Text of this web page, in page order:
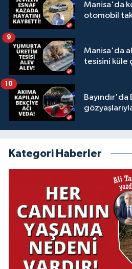
Manisa'da
otomobil
Manisa'da
tesisini küle
9
10
Kategori Haberler